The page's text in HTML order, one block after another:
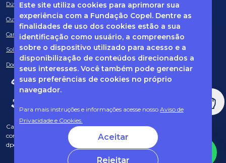
Este site utiliza cookies para aprimorar sua
experiência com a Fundação Copel. Dentre as
finalidades de uso dos cookies estão a sua
identificação como usuário, a compreensão
sobre o dispositivo utilizado para acesso e a
disponibilização de conteúdos direcionados a
seus interesses. Você também pode gerenciar
suas preferências de cookies no próprio
navegador.
Para mais instruções e informações acesse nosso Aviso de
Privacidade e Cookies.
Aceitar
Rejeitar
Dúvidas frequentes
Ouvidoria
Canal de Denúncias
Solicitação de informações
Documentos obrigatórios
Caso tenha dúvidas sobre Privacidade de Dados e LGPD, entre em
contato com o nosso DPO (encarregado de dados) via e-mail:
dpo@fcopel.org.br